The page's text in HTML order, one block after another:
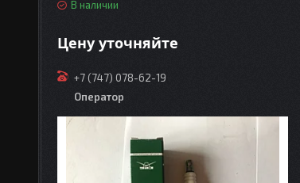
В наличии
Цену уточняйте
+7 (747) 078-62-19
Оператор